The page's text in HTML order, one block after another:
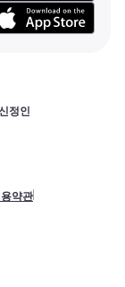
정인
약관